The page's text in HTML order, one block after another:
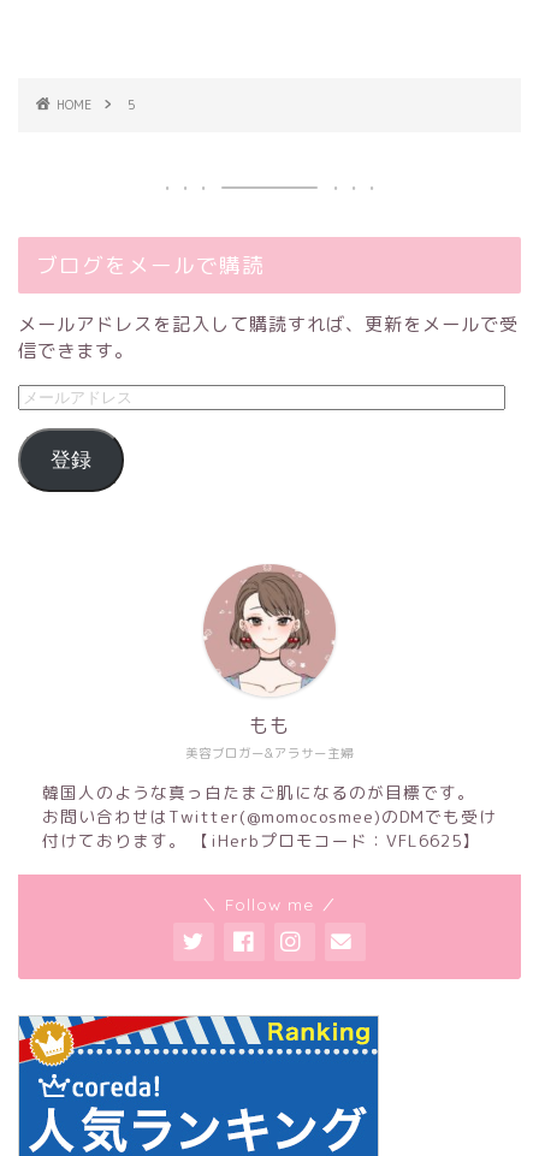
HOME 5
ブログをメールで購読
メールアドレスを記入して購読すれば、更新をメールで受
信できます。
登録
美容ブロガー&アラサー主婦
もも
韓国人のような真っ白たまご肌になるのが目標です。
お問い合わせはTwitter(@momocosmee)のDMでも受け
付けております。 【iHerbプロモコード：VFL6625】
＼ Follow me ／